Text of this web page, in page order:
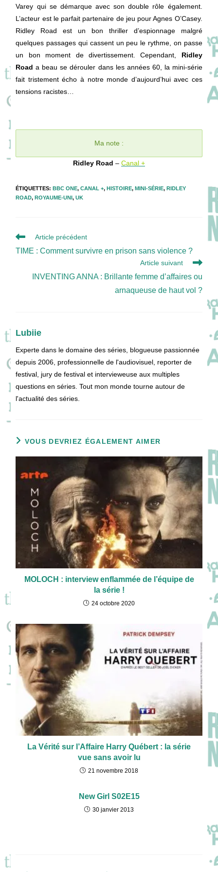
Varey qui se démarque avec son double rôle également.
L’acteur est le parfait partenaire de jeu pour Agnes O’Casey.
Ridley Road est un bon thriller d’espionnage malgré
quelques passages qui cassent un peu le rythme, on passe
un bon moment de divertissement. Cependant, Ridley
Road a beau se dérouler dans les années 60, la mini-série
fait tristement écho à notre monde d’aujourd’hui avec ces
tensions racistes…
Ma note :
Ridley Road – Canal +
ÉTIQUETTES:BBC ONE, CANAL +, HISTOIRE, MINI-SÉRIE, RIDLEY
ROAD, ROYAUME-UNI, UK
Read
articles
Article précédent
TIME : Comment survivre en prison sans violence ?
Article suivant
INVENTING ANNA : Brillante femme d’affaires ou
arnaqueuse de haut vol ?
Lubiie
Experte dans le domaine des séries, blogueuse passionnée
depuis 2006, professionnelle de l'audiovisuel, reporter de
festival, jury de festival et intervieweuse aux multiples
questions en séries. Tout mon monde tourne autour de
l'actualité des séries.
VOUS DEVRIEZ ÉGALEMENT AIMER
MOLOCH : interview enflammée de l’équipe de
la série !
24 octobre 2020
La Vérité sur l’Affaire Harry Québert : la série
vue sans avoir lu
21 novembre 2018
New Girl S02E15
30 janvier 2013